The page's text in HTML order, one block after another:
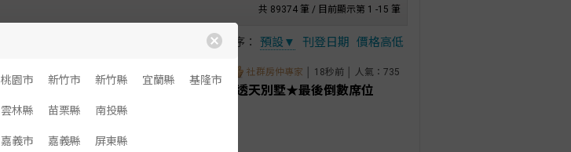
桃園市 新竹市 新竹縣 宜蘭縣 基隆市
雲林縣 苗栗縣 南投縣
嘉義市 嘉義縣 屏東縣
共 89374 筆 / 目前顯示第 1 -15 筆
排序： 預設▼ 刊登日期 價格高低
清水買屋 / 清水買房 社群房仲專家 │ 18秒前 │ 人氣：735
台中房子推薦 獨家清水觀止-大樓價買透天別墅★最後倒數席位
總價：1438 萬
坪數：40 坪